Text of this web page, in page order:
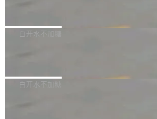
不得生成涉及安全性的关键变更，除非作者本身
36个月。 公告显示，本次宇树科技战略配售对
员工参与设立的专项资产管理计划。其中，Dee
Bug fixes and enhancements 修复多次传递同
一个回归问题，该问题导致拉取镜像时会拒绝包
白开水不加糖
e 孵化器项目管理委员会（IPMC）投票中获得
白开水不加糖